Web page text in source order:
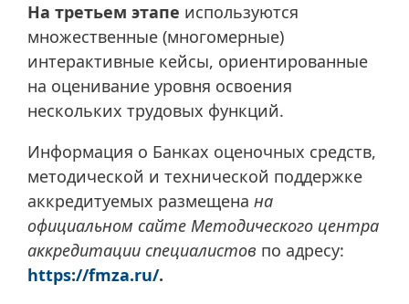
На третьем этапе используются
множественные (многомерные)
интерактивные кейсы, ориентированные
на оценивание уровня освоения
нескольких трудовых функций.
Информация о Банках оценочных средств,
методической и технической поддержке
аккредитуемых размещена на
официальном сайте Методического центра
аккредитации специалистов по адресу:
https://fmza.ru/.